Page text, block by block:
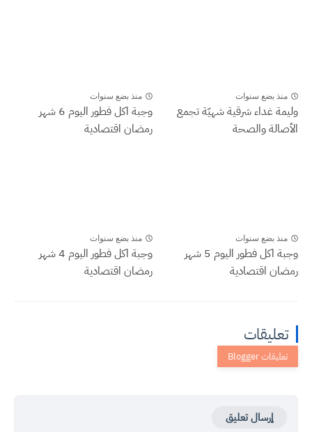
منذ بضع سنوات
وليمة غداء شرقية شهيّة تجمع
الأصالة والصحة
منذ بضع سنوات
وجبة اكل فطور اليوم 6 شهر
رمضان اقتصادية
منذ بضع سنوات
وجبة اكل فطور اليوم 5 شهر
رمضان اقتصادية
منذ بضع سنوات
وجبة اكل فطور اليوم 4 شهر
رمضان اقتصادية
تعليقات
إرسال تعليق